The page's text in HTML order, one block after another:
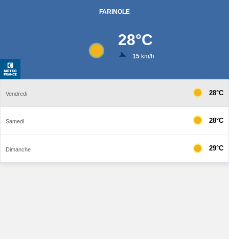
FARINOLE
28°C
15km/h
Vendredi 28°C
Samedi 28°C
Dimanche 29°C